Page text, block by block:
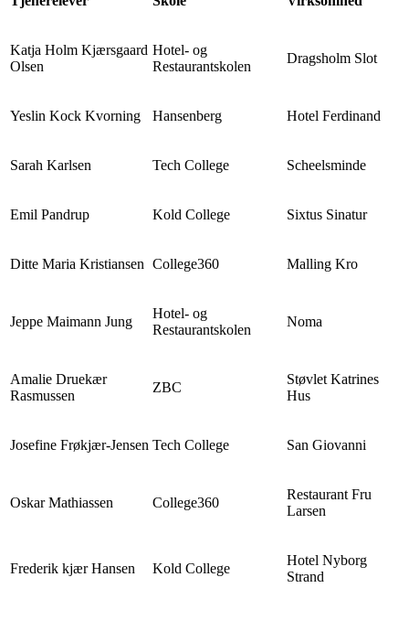
Katja Holm Kjærsgaard
Olsen
Hotel- og
Restaurantskolen
Dragsholm Slot
Yeslin Kock Kvorning Hansenberg Hotel Ferdinand
Sarah Karlsen Tech College Scheelsminde
Emil Pandrup Kold College Sixtus Sinatur
Ditte Maria Kristiansen College360 Malling Kro
Jeppe Maimann Jung
Hotel- og
Restaurantskolen
Noma
Amalie Druekær
Rasmussen
ZBC
Støvlet Katrines
Hus
Josefine Frøkjær-Jensen Tech College San Giovanni
Oskar Mathiassen College360
Restaurant Fru
Larsen
Frederik kjær Hansen Kold College
Hotel Nyborg
Strand